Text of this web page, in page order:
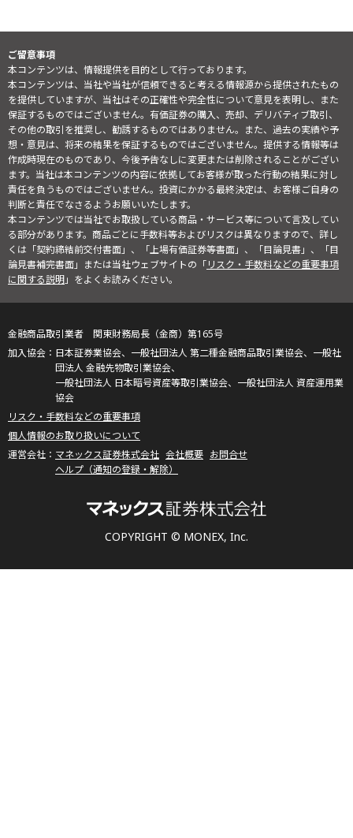
ご留意事項
本コンテンツは、情報提供を目的として行っております。
本コンテンツは、当社や当社が信頼できると考える情報源から提供されたもの
を提供していますが、当社はその正確性や完全性について意見を表明し、また
保証するものではございません。有価証券の購入、売却、デリバティブ取引、
その他の取引を推奨し、勧誘するものではありません。また、過去の実績や予
想・意見は、将来の結果を保証するものではございません。提供する情報等は
作成時現在のものであり、今後予告なしに変更または削除されることがござい
ます。当社は本コンテンツの内容に依拠してお客様が取った行動の結果に対し
責任を負うものではございません。投資にかかる最終決定は、お客様ご自身の
判断と責任でなさるようお願いいたします。
本コンテンツでは当社でお取扱している商品・サービス等について言及してい
る部分があります。商品ごとに手数料等およびリスクは異なりますので、詳し
くは「契約締結前交付書面」、「上場有価証券等書面」、「目論見書」、「目
論見書補完書面」または当社ウェブサイトの「リスク・手数料などの重要事項
に関する説明」をよくお読みください。
COPYRIGHT © MONEX, Inc.
金融商品取引業者 関東財務局長（金商）第165号
日本証券業協会、一般社団法人 第二種金融商品取引業協会、一般社
団法人 金融先物取引業協会、
一般社団法人 日本暗号資産等取引業協会、一般社団法人 資産運用業
協会
リスク・手数料などの重要事項
個人情報のお取り扱いについて
マネックス証券株式会社 会社概要 お問合せ
ヘルプ（通知の登録・解除）